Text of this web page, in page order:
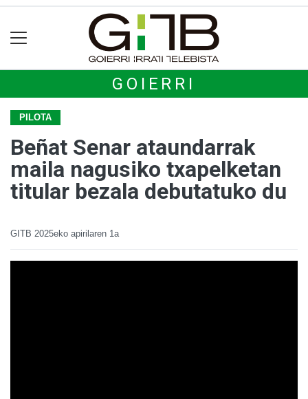
GOIERRI
PILOTA
Beñat Senar ataundarrak
maila nagusiko txapelketan
titular bezala debutatuko du
GITB 2025eko apirilaren 1a